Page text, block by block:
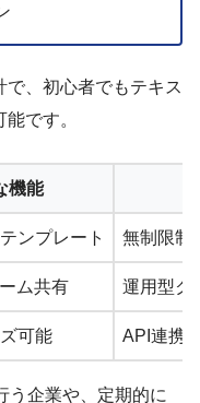
、初心者でもテキス
です。
機能
ンプレート 無制限制
ム共有 運用型ク
可能 API連携
う企業や、定期的に